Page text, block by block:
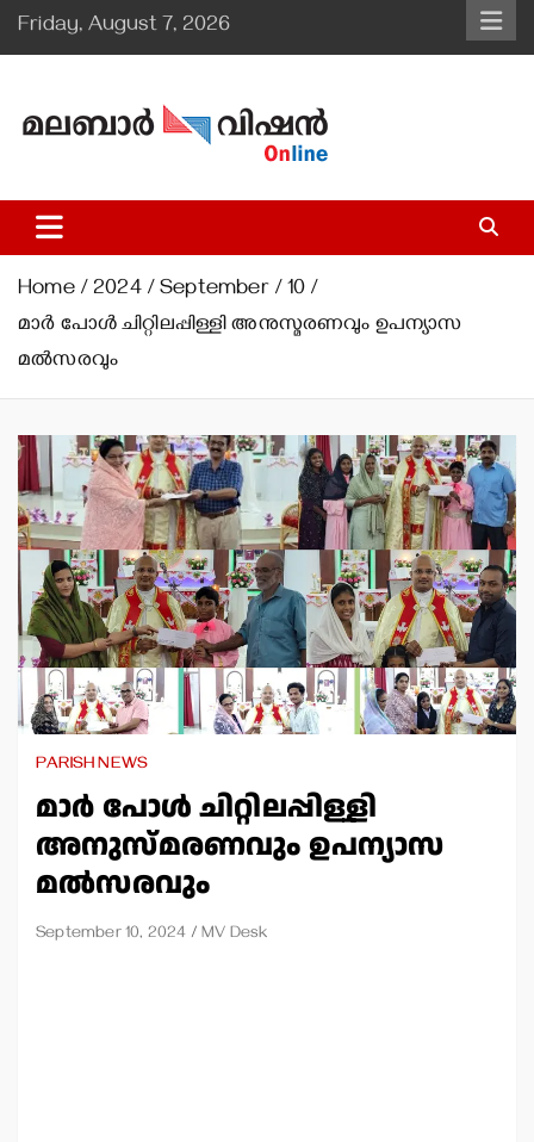
Skip
to
Friday, August 7, 2026
Malabar Vision Online
Illuminating Diocesan News with Divine Clarity.
Home 2024 September
10
മാര്‍ പോള്‍ ചിറ്റിലപ്പിള്ളി അനുസ്മരണവും ഉപന്യാസ
മല്‍സരവും
PARISH NEWS
മാര്‍ പോള്‍ ചിറ്റിലപ്പിള്ളി
അനുസ്മരണവും ഉപന്യാസ
മല്‍സരവും
September 10, 2024 MV Desk